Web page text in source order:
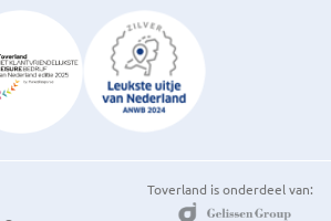
Toverland is onderdeel van: